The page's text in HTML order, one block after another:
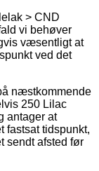
> CND
vi behøver
væsentligt at
ved det
næstkommende
250 Lilac
antager at
fastsat tidspunkt,
sendt afsted før